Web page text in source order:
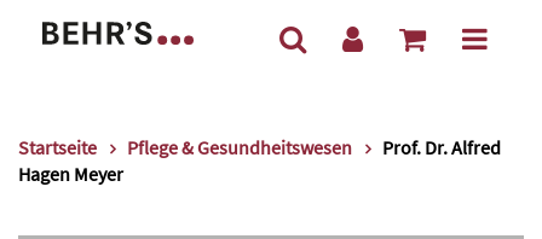
Startseite Pflege & Gesundheitswesen
Prof. Dr. Alfred
Hagen Meyer